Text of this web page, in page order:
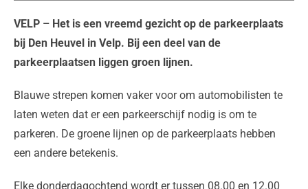
VELP – Het is een vreemd gezicht op de parkeerplaats
bij Den Heuvel in Velp. Bij een deel van de
parkeerplaatsen liggen groen lijnen.
Blauwe strepen komen vaker voor om automobilisten te
laten weten dat er een parkeerschijf nodig is om te
parkeren. De groene lijnen op de parkeerplaats hebben
een andere betekenis.
Elke donderdagochtend wordt er tussen 08.00 en 12.00